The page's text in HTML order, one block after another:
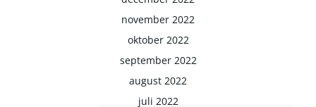
november 2022
oktober 2022
september 2022
august 2022
juli 2022